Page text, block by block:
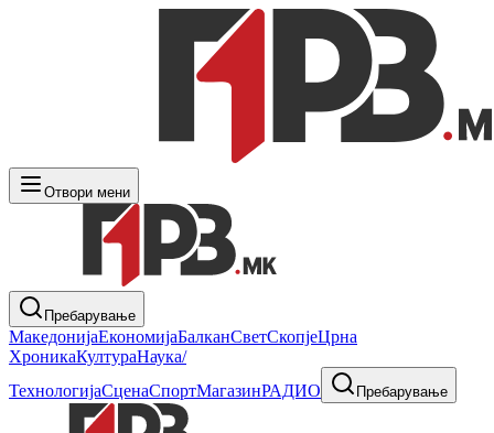
Отвори мени
Пребарување
МакедонијаЕкономијаБалканСветСкопјеЦрна
ХроникаКултураНаука/
ТехнологијаСценаСпортМагазинРАДИО Пребарување